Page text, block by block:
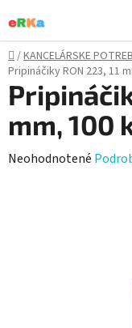
na
obsah
Domov
/KANCELÁRSKE
Pripináčiky RON 223, 11
mm, 100
Priemerné
Neohodnotené